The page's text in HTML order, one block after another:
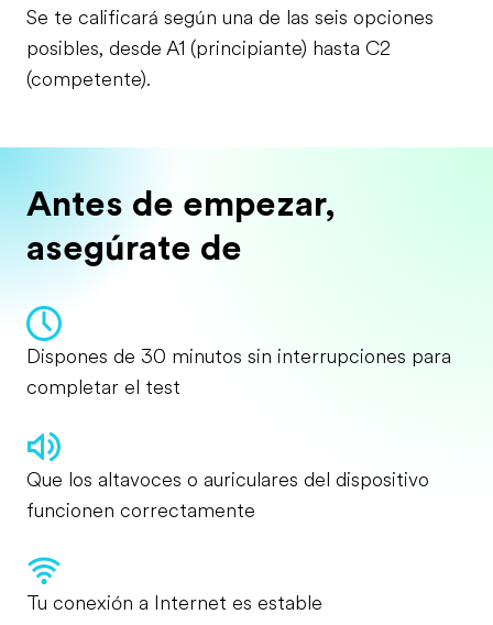
Se te calificará según una de las seis opciones
posibles, desde A1 (principiante) hasta C2
(competente).
Antes de empezar,
asegúrate de
Dispones de 30 minutos sin interrupciones para
completar el test
Que los altavoces o auriculares del dispositivo
funcionen correctamente
Tu conexión a Internet es estable